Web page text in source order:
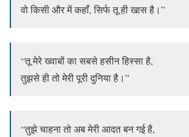
वो किसी और में कहाँ, सिर्फ तू ही खास है।”
“तू मेरे ख्वाबों का सबसे हसीन हिस्सा है,
तुझसे ही तो मेरी पूरी दुनिया है।”
“तुझे चाहना तो अब मेरी आदत बन गई है,